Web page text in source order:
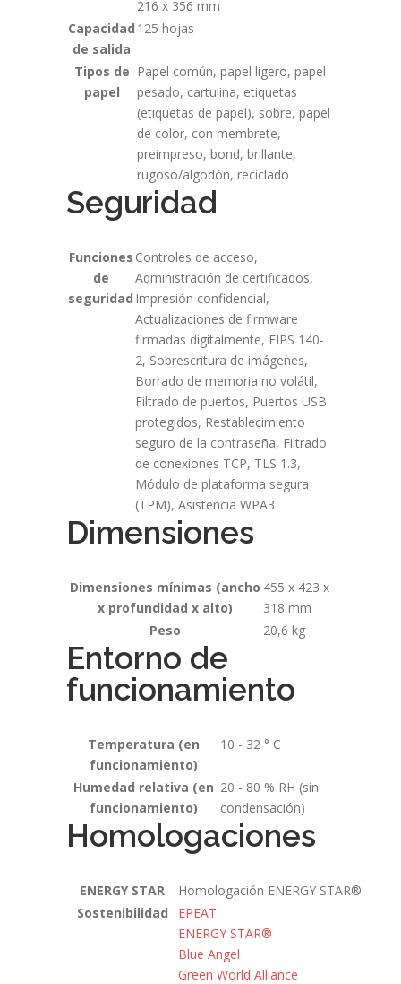
216 x 356 mm
Capacidad
de salida
125 hojas
Tipos de
papel
Papel común, papel ligero, papel
pesado, cartulina, etiquetas
(etiquetas de papel), sobre, papel
de color, con membrete,
preimpreso, bond, brillante,
rugoso/algodón, reciclado
Seguridad
Funciones
de
seguridad
Controles de acceso,
Administración de certificados,
Impresión confidencial,
Actualizaciones de firmware
firmadas digitalmente, FIPS 140-
2, Sobrescritura de imágenes,
Borrado de memoria no volátil,
Filtrado de puertos, Puertos USB
protegidos, Restablecimiento
seguro de la contraseña, Filtrado
de conexiones TCP, TLS 1.3,
Módulo de plataforma segura
(TPM), Asistencia WPA3
Dimensiones
Dimensiones mínimas (ancho
x profundidad x alto)
455 x 423 x
318 mm
Peso
20,6 kg
Entorno de
funcionamiento
Temperatura (en
funcionamiento)
10 - 32 ° C
Humedad relativa (en
funcionamiento)
20 - 80 % RH (sin
condensación)
Homologaciones
ENERGY STAR
Homologación ENERGY STAR®
Sostenibilidad
EPEAT
ENERGY STAR®
Blue Angel
Green World Alliance